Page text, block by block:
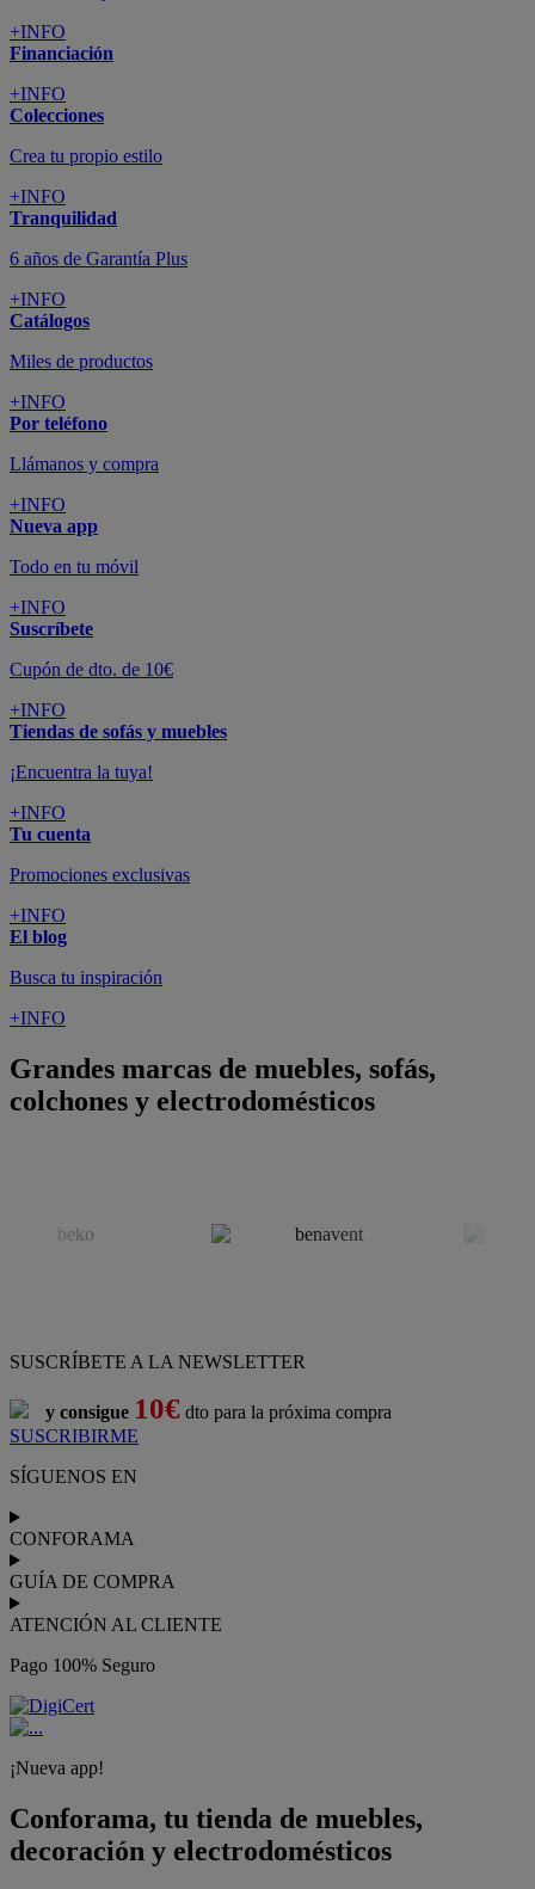
+INFO
Financiación
+INFO
Colecciones
Crea tu propio estilo
+INFO
Tranquilidad
6 años de Garantía Plus
+INFO
Catálogos
Miles de productos
+INFO
Por teléfono
Llámanos y compra
+INFO
Nueva app
Todo en tu móvil
+INFO
Suscríbete
Cupón de dto. de 10€
+INFO
Tiendas de sofás y muebles
¡Encuentra la tuya!
+INFO
Tu cuenta
Promociones exclusivas
+INFO
El blog
Busca tu inspiración
+INFO
Grandes marcas de muebles, sofás,
colchones y electrodomésticos
SUSCRÍBETE A LA NEWSLETTER
y consigue 10€ dto para la próxima compra
SUSCRIBIRME
SÍGUENOS EN
CONFORAMA
GUÍA DE COMPRA
ATENCIÓN AL CLIENTE
Pago 100% Seguro
¡Nueva app!
Conforama, tu tienda de muebles,
decoración y electrodomésticos